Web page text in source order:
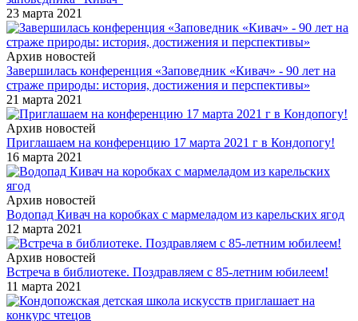
23 марта 2021
Архив новостей
Завершилась конференция «Заповедник «Кивач» - 90 лет на
страже природы: история, достижения и перспективы»
21 марта 2021
Архив новостей
Приглашаем на конференцию 17 марта 2021 г в Кондопогу!
16 марта 2021
Архив новостей
Водопад Кивач на коробках с мармеладом из карельских ягод
12 марта 2021
Архив новостей
Встреча в библиотеке. Поздравляем с 85-летним юбилеем!
11 марта 2021